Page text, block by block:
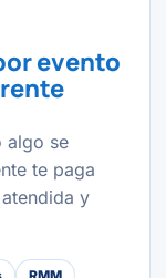
evento
algo se
te paga
y